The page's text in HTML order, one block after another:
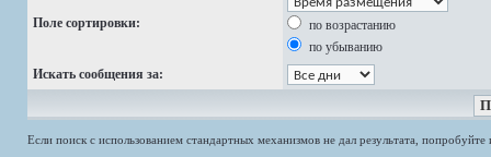
Поле сортировки:
по возрастанию
по убыванию
Искать сообщения за:
Если поиск с использованием стандартных механизмов не дал результата,